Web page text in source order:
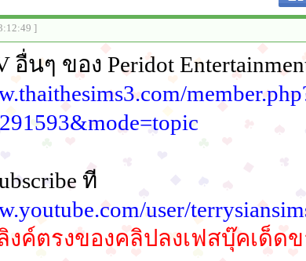
]
อื่นๆ ของ Peridot
ที
user/
ค์ตรงของคลิปลงเฟสบุ๊คเด็ด